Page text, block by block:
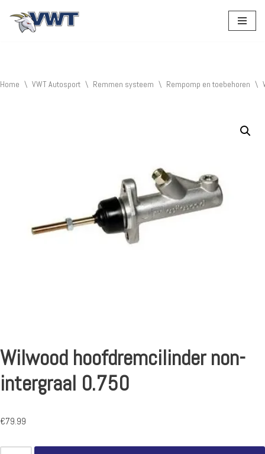
Home \ VWT Autosport \ Remmen systeem \ Rempomp en toebehoren \
Wilwood hoofdremcilinder non-
intergraal 0.750
€79.99